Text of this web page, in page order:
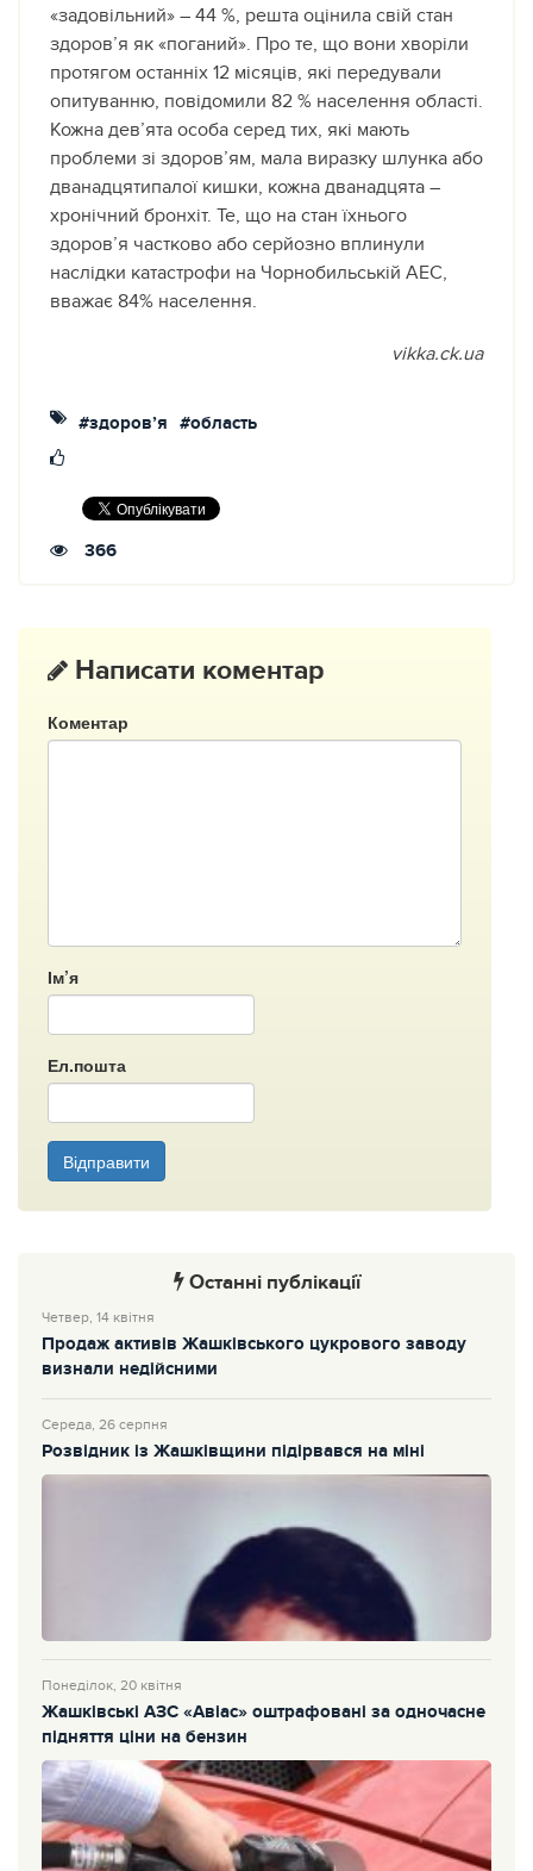
«задовільний» – 44 %, решта оцінила свій стан
здоров’я як «поганий». Про те, що вони хворіли
протягом останніх 12 місяців, які передували
опитуванню, повідомили 82 % населення області.
Кожна дев’ята особа серед тих, які мають
проблеми зі здоров’ям, мала виразку шлунка або
дванадцятипалої кишки, кожна дванадцята –
хронічний бронхіт. Те, що на стан їхнього
здоров’я частково або серйозно вплинули
наслідки катастрофи на Чорнобильській АЕС,
вважає 84% населення.
vikka.ck.ua
#здоров’я #область
366
Написати коментар
Коментар
Ім’я
Ел.пошта
Відправити
Останні публікації
Четвер, 14 квітня
Продаж активів Жашківського цукрового заводу
визнали недійсними
Середа, 26 серпня
Розвідник із Жашківщини підірвався на міні
Понеділок, 20 квітня
Жашківські АЗС «Авіас» оштрафовані за одночасне
підняття ціни на бензин